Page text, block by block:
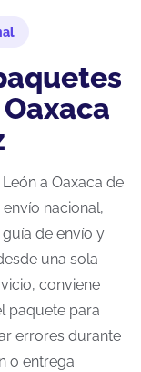
a Oaxaca de
nacional,
de envío y
una sola
conviene
paquete para
errores durante
o entrega.